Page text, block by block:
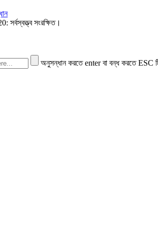
সংরক্ষিত।
অনুসন্ধান করতে enter বা বন্ধ করতে ESC